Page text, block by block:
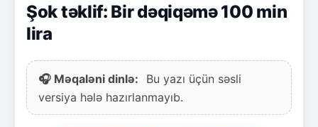
Şok təklif: Bir dəqiqəmə 100 min
lira
🎧 Məqaləni dinlə:
Bu yazı üçün səsli
versiya hələ hazırlanmayıb.